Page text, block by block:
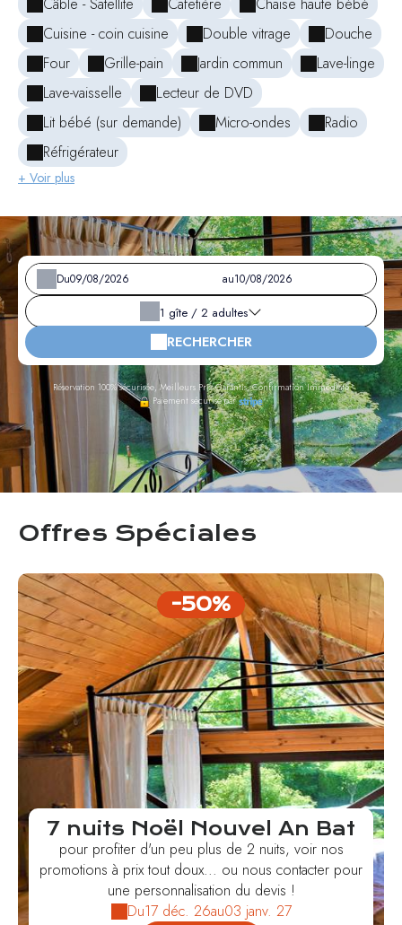
Cuisine - coin cuisine
Double vitrage
Douche
Four
Grille-pain Jardin commun
Lave-linge
Lave-vaisselle
Lecteur de DVD
Lit bébé (sur demande)
Micro-ondes
Radio
Réfrigérateur
+ Voir plus
Du au
1 gîte / 2 adultes
RECHERCHER
Réservation 100% sécurisée, Meilleurs Prix Garantis, Confirmation Immédiate
Paiement sécurisé par
Offres Spéciales
-50%
7 nuits Noël Nouvel An Bat
pour profiter d'un peu plus de 2 nuits, voir nos
promotions à prix tout doux... ou nous contacter pour
une personnalisation du devis !
Du17 déc. 26au03 janv. 27